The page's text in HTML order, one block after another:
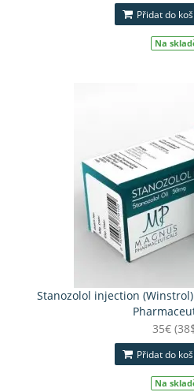
Přidat do
Na
Stanozolol injection
35€
Přidat do
Na